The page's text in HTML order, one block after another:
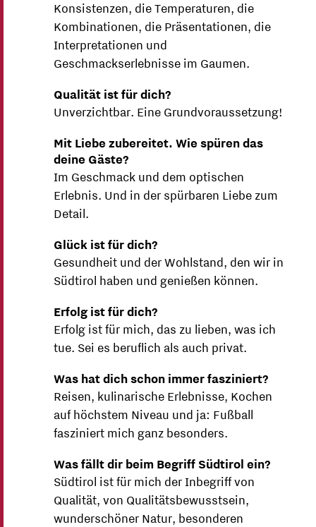
Konsistenzen, die Temperaturen, die
Kombinationen, die Präsentationen, die
Interpretationen und
Geschmackserlebnisse im Gaumen.
Qualität ist für dich?
Unverzichtbar. Eine Grundvoraussetzung!
Mit Liebe zubereitet. Wie spüren das
deine Gäste?
Im Geschmack und dem optischen
Erlebnis. Und in der spürbaren Liebe zum
Detail.
Glück ist für dich?
Gesundheit und der Wohlstand, den wir in
Südtirol haben und genießen können.
Erfolg ist für dich?
Erfolg ist für mich, das zu lieben, was ich
tue. Sei es beruflich als auch privat.
Was hat dich schon immer fasziniert?
Reisen, kulinarische Erlebnisse, Kochen
auf höchstem Niveau und ja: Fußball
fasziniert mich ganz besonders.
Was fällt dir beim Begriff Südtirol ein?
Südtirol ist für mich der Inbegriff von
Qualität, von Qualitätsbewusstsein,
wunderschöner Natur, besonderen